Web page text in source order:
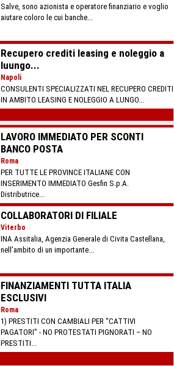
Salve, sono azionista e operatore finanziario e voglio
aiutare coloro le cui banche...
Recupero crediti leasing e noleggio a
luungo...
Napoli
CONSULENTI SPECIALIZZATI NEL RECUPERO CREDITI
IN AMBITO LEASING E NOLEGGIO A LUNGO...
LAVORO IMMEDIATO PER SCONTI
BANCO POSTA
Roma
PER TUTTE LE PROVINCE ITALIANE CON
INSERIMENTO IMMEDIATO Gesfin S.p.A.
Distributrice...
COLLABORATORI DI FILIALE
Viterbo
INA Assitalia, Agenzia Generale di Civita Castellana,
nell’ambito di un importante...
FINANZIAMENTI TUTTA ITALIA
ESCLUSIVI
Roma
1) PRESTITI CON CAMBIALI PER “CATTIVI
PAGATORI” - NO PROTESTATI PIGNORATI – NO
PRESTITI...